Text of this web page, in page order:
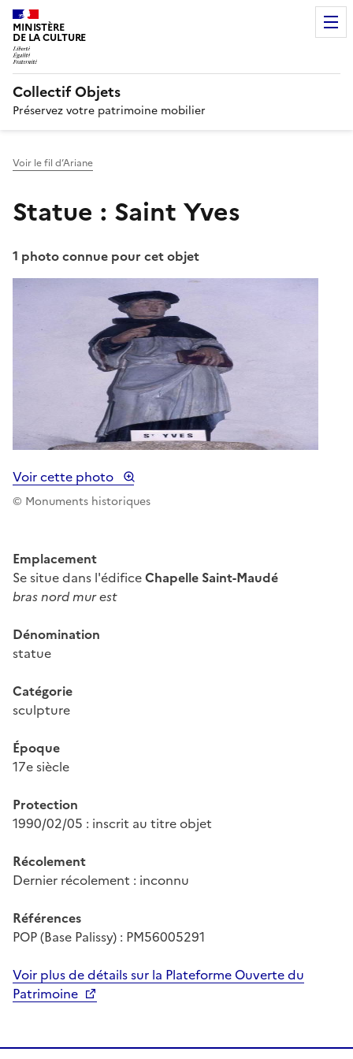
MINISTÈRE
DE LA CULTURE
Collectif Objets
Préservez votre patrimoine mobilier
Voir le fil d’Ariane
Statue : Saint Yves
Emplacement
Se situe dans l'édificeChapelle Saint-Maudé
bras nord mur est
Dénomination
statue
Catégorie
sculpture
Époque
17e siècle
Protection
1990/02/05 : inscrit au titre objet
Récolement
Dernier récolement : inconnu
Références
POP (Base Palissy) : PM56005291
Voir plus de détails sur la Plateforme Ouverte du
Patrimoine
1 photo connue pour cet objet
Voir cette photo
© Monuments historiques